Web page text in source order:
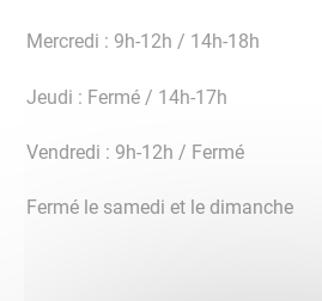
Mercredi : 9h-12h / 14h-18h
Jeudi : Fermé / 14h-17h
Vendredi : 9h-12h / Fermé
Fermé le samedi et le dimanche